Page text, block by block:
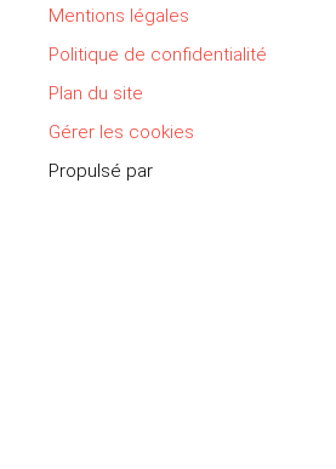
Mentions légales
Politique de confidentialité
Plan du site
Gérer les cookies
Propulsé par